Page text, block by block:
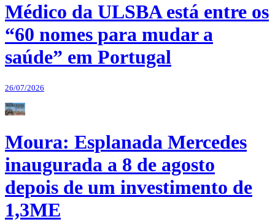
Médico da ULSBA está entre os
“60 nomes para mudar a
saúde” em Portugal
26/07/2026
Moura: Esplanada Mercedes
inaugurada a 8 de agosto
depois de um investimento de
1,3ME